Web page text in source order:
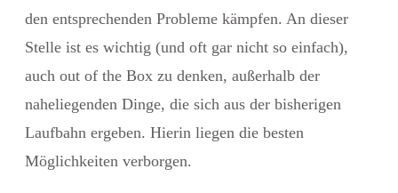
den entsprechenden Probleme kämpfen. An dieser
Stelle ist es wichtig (und oft gar nicht so einfach),
auch out of the Box zu denken, außerhalb der
naheliegenden Dinge, die sich aus der bisherigen
Laufbahn ergeben. Hierin liegen die besten
Möglichkeiten verborgen.